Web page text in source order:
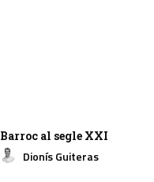
Barroc al segle XXI
Dionís Guiteras